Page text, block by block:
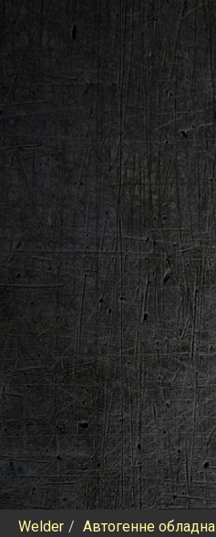
Welder Автогенне